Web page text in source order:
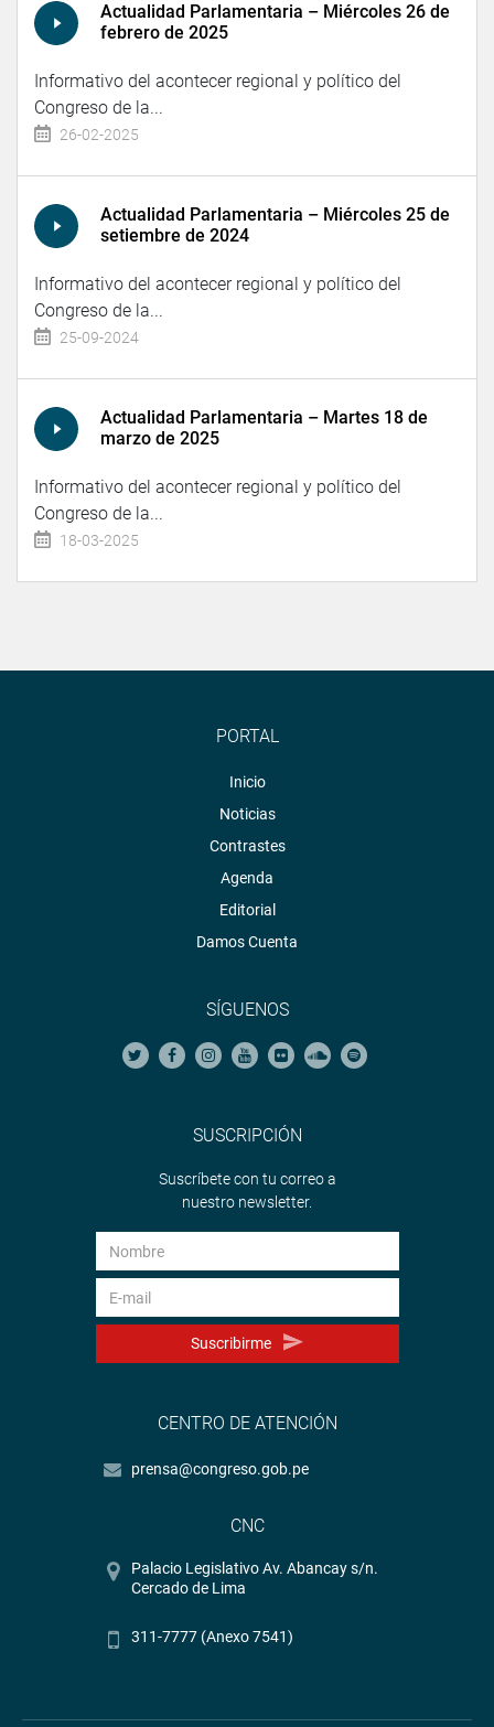
Actualidad Parlamentaria – Miércoles 26 de
febrero de 2025
Informativo del acontecer regional y político del
Congreso de la...
26-02-2025
Actualidad Parlamentaria – Miércoles 25 de
setiembre de 2024
Informativo del acontecer regional y político del
Congreso de la...
25-09-2024
Actualidad Parlamentaria – Martes 18 de
marzo de 2025
Informativo del acontecer regional y político del
Congreso de la...
18-03-2025
PORTAL
Inicio
Noticias
Contrastes
Agenda
Editorial
Damos Cuenta
SÍGUENOS
SUSCRIPCIÓN
Suscríbete con tu correo a
nuestro newsletter.
Suscribirme
CENTRO DE ATENCIÓN
prensa@congreso.gob.pe
CNC
Palacio Legislativo Av. Abancay s/n.
Cercado de Lima
311-7777 (Anexo 7541)